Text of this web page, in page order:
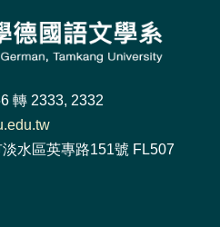
轉 2333, 2332
水區英專路151號 FL507